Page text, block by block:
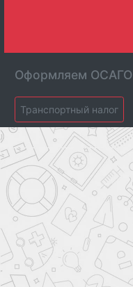
Оформляем ОСАГО
Транспортный налог